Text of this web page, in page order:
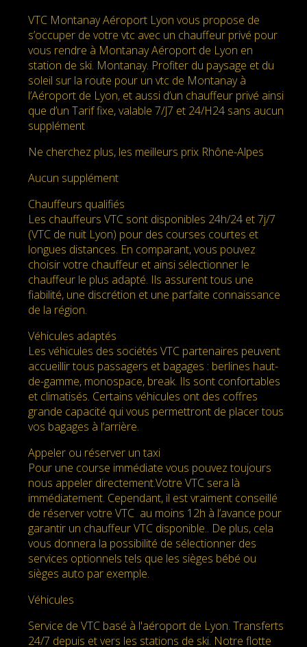
VTC Montanay Aéroport Lyon vous propose de
s’occuper de votre vtc avec un chauffeur privé pour
vous rendre à Montanay Aéroport de Lyon en
station de ski. Montanay. Profiter du paysage et du
soleil sur la route pour un vtc de Montanay à
l’Aéroport de Lyon, et aussi d’un chauffeur privé ainsi
que d’un Tarif fixe, valable 7/J7 et 24/H24 sans aucun
supplément
Ne cherchez plus, les meilleurs prix Rhône-Alpes
Aucun supplément
Chauffeurs qualifiés
Les chauffeurs VTC sont disponibles 24h/24 et 7j/7
(VTC de nuit Lyon) pour des courses courtes et
longues distances. En comparant, vous pouvez
choisir votre chauffeur et ainsi sélectionner le
chauffeur le plus adapté. Ils assurent tous une
fiabilité, une discrétion et une parfaite connaissance
de la région.
Véhicules adaptés
Les véhicules des sociétés VTC partenaires peuvent
accueillir tous passagers et bagages : berlines haut-
de-gamme, monospace, break. Ils sont confortables
et climatisés. Certains véhicules ont des coffres
grande capacité qui vous permettront de placer tous
vos bagages à l’arrière.
Appeler ou réserver un taxi
Pour une course immédiate vous pouvez toujours
nous appeler directement.Votre VTC sera là
immédiatement. Cependant, il est vraiment conseillé
de réserver votre VTC au moins 12h à l’avance pour
garantir un chauffeur VTC disponible.. De plus, cela
vous donnera la possibilité de sélectionner des
services optionnels tels que les sièges bébé ou
sièges auto par exemple.
Véhicules
Service de VTC basé à l'aéroport de Lyon. Transferts
24/7 depuis et vers les stations de ski. Notre flotte